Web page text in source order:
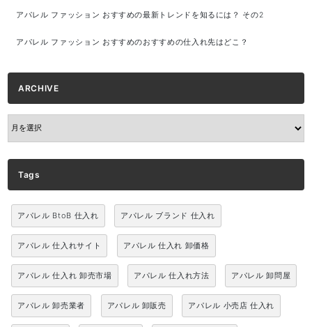
アパレル ファッション おすすめの最新トレンドを知るには？ その2
アパレル ファッション おすすめのおすすめの仕入れ先はどこ？
ARCHIVE
ARCHIVE
Tags
アパレル BtoB 仕入れ アパレル ブランド 仕入れ
アパレル 仕入れサイト アパレル 仕入れ 卸価格
アパレル 仕入れ 卸売市場 アパレル 仕入れ方法 アパレル 卸問屋
アパレル 卸売業者 アパレル 卸販売 アパレル 小売店 仕入れ